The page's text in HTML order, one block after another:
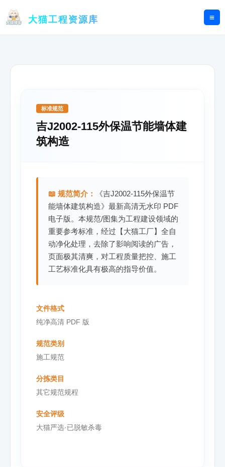
大猫工程资源库
标准规范
吉J2002-115外保温节能墙体建
筑构造
📖 规范简介：
《吉J2002-115外保温节
能墙体建筑构造》最新高清无水印 PDF
电子版。本规范/图集为工程建设领域的
重要参考标准，经过【大猫工厂】全自
动净化处理，去除了影响阅读的广告，
页面极其清爽，对工程质量把控、施工
工艺标准化具有极高的指导价值。
文件格式
纯净高清 PDF 版
规范类别
施工规范
分拣类目
其它规范规程
安全评级
大猫严选·已脱敏杀毒